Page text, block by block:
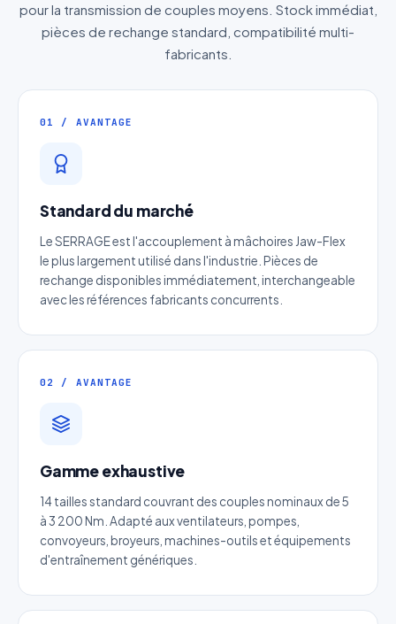
pour la transmission de couples moyens. Stock immédiat,
pièces de rechange standard, compatibilité multi-
fabricants.
01 / AVANTAGE
Standard du marché
Le SERRAGE est l'accouplement à mâchoires Jaw-Flex
le plus largement utilisé dans l'industrie. Pièces de
rechange disponibles immédiatement, interchangeable
avec les références fabricants concurrents.
02 / AVANTAGE
Gamme exhaustive
14 tailles standard couvrant des couples nominaux de 5
à 3 200 Nm. Adapté aux ventilateurs, pompes,
convoyeurs, broyeurs, machines-outils et équipements
d'entraînement génériques.
Devis Page76 : Moyeu de serrage
mécanique
Réponse sous 24h — Sans engagement
Nom complet*